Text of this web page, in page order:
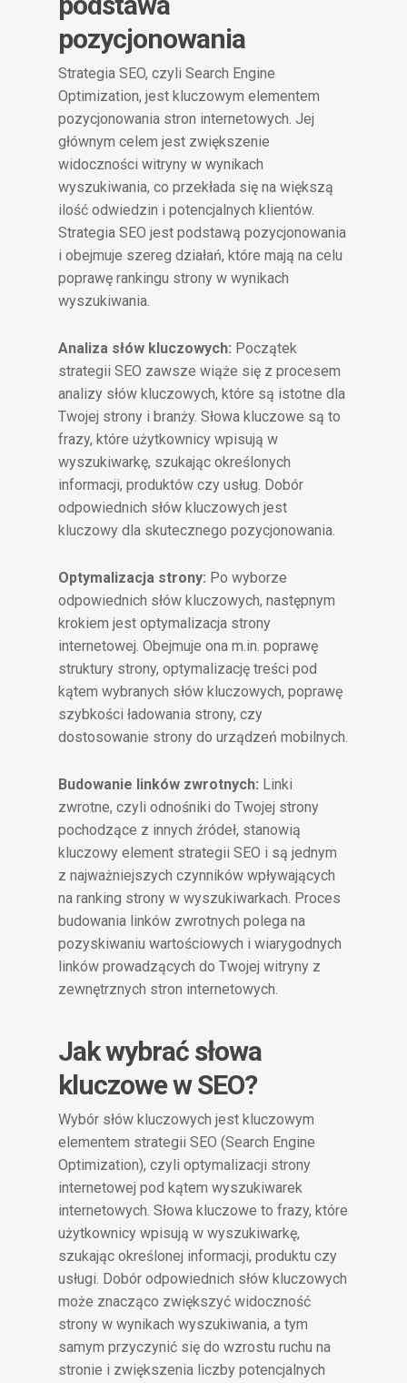
pozycjonowania
Strategia SEO, czyli Search Engine
Optimization, jest kluczowym elementem
pozycjonowania stron internetowych. Jej
głównym celem jest zwiększenie
widoczności witryny w wynikach
wyszukiwania, co przekłada się na większą
ilość odwiedzin i potencjalnych klientów.
Strategia SEO jest podstawą pozycjonowania
i obejmuje szereg działań, które mają na celu
poprawę rankingu strony w wynikach
wyszukiwania.
Analiza słów kluczowych: Początek
strategii SEO zawsze wiąże się z procesem
analizy słów kluczowych, które są istotne dla
Twojej strony i branży. Słowa kluczowe są to
frazy, które użytkownicy wpisują w
wyszukiwarkę, szukając określonych
informacji, produktów czy usług. Dobór
odpowiednich słów kluczowych jest
kluczowy dla skutecznego pozycjonowania.
Optymalizacja strony: Po wyborze
odpowiednich słów kluczowych, następnym
krokiem jest optymalizacja strony
internetowej. Obejmuje ona m.in. poprawę
struktury strony, optymalizację treści pod
kątem wybranych słów kluczowych, poprawę
szybkości ładowania strony, czy
dostosowanie strony do urządzeń mobilnych.
Budowanie linków zwrotnych: Linki
zwrotne, czyli odnośniki do Twojej strony
pochodzące z innych źródeł, stanowią
kluczowy element strategii SEO i są jednym
z najważniejszych czynników wpływających
na ranking strony w wyszukiwarkach. Proces
budowania linków zwrotnych polega na
pozyskiwaniu wartościowych i wiarygodnych
linków prowadzących do Twojej witryny z
zewnętrznych stron internetowych.
Jak wybrać słowa
kluczowe w SEO?
Wybór słów kluczowych jest kluczowym
elementem strategii SEO (Search Engine
Optimization), czyli optymalizacji strony
internetowej pod kątem wyszukiwarek
internetowych. Słowa kluczowe to frazy, które
użytkownicy wpisują w wyszukiwarkę,
szukając określonej informacji, produktu czy
usługi. Dobór odpowiednich słów kluczowych
może znacząco zwiększyć widoczność
strony w wynikach wyszukiwania, a tym
samym przyczynić się do wzrostu ruchu na
stronie i zwiększenia liczby potencjalnych